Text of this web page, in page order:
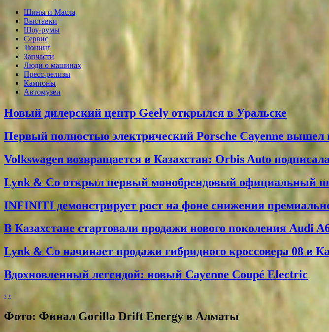
Шины и Масла
Выставки
Шоу-румы
Сервис
Тюнинг
Запчасти
Люди о машинах
Пресс-релизы
Камионы
Автомузеи
Новый дилерский центр Geely открылся в Уральске
Первый полностью электрический Porsche Cayenne вышел
Volkswagen возвращается в Казахстан: Orbis Auto
Lynk & Co открыл первый монобрендовый официальный
INFINITI демонстрирует рост на фоне снижения
В Казахстане стартовали продажи нового поколения Audi
Lynk & Co начинает продажи гибридного кроссовера 08 в
Вдохновленный легендой: новый Cayenne Coupé Electric
‹ ›
Фото: Финал Gorilla Drift Energy в Алматы